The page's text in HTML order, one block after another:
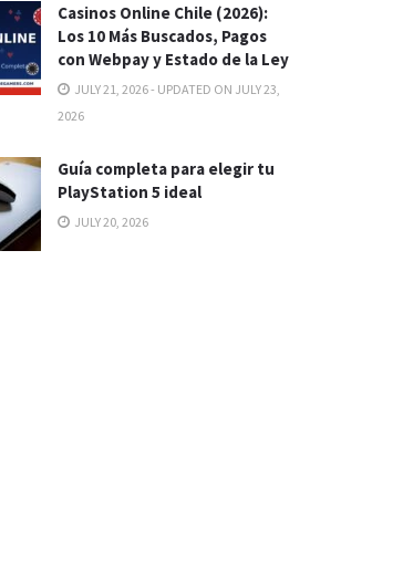
Casinos Online Chile (2026):
Los 10 Más Buscados, Pagos
con Webpay y Estado de la Ley
JULY 21, 2026 - UPDATED ON JULY 23,
2026
Guía completa para elegir tu
PlayStation 5 ideal
JULY 20, 2026